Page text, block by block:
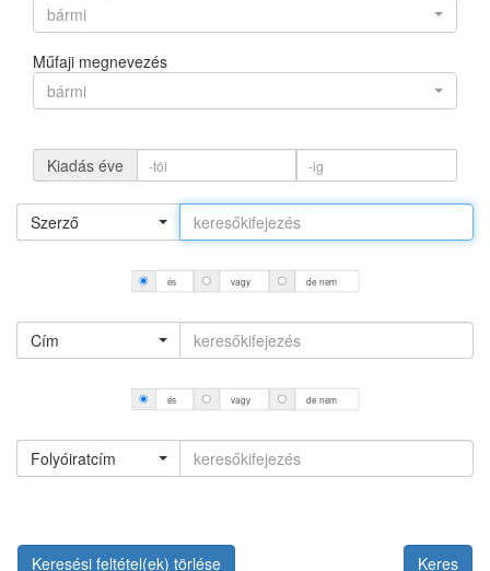
bármi
Műfaji megnevezés
bármi
Kiadás éve
Szerző
és vagy de nem
Cím
és vagy de nem
Folyóiratcím
Keresési feltétel(ek) törlése